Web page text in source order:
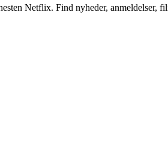
Netflix. Find nyheder, anmeldelser,